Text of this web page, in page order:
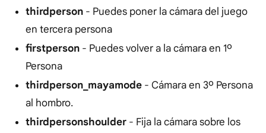
thirdperson - Puedes poner la cámara del juego
en tercera persona
firstperson- Puedes volver a la cámara en 1º
Persona
thirdperson_mayamode- Cámara en 3º Persona
al hombro.
thirdpersonshoulder- Fija la cámara sobre los